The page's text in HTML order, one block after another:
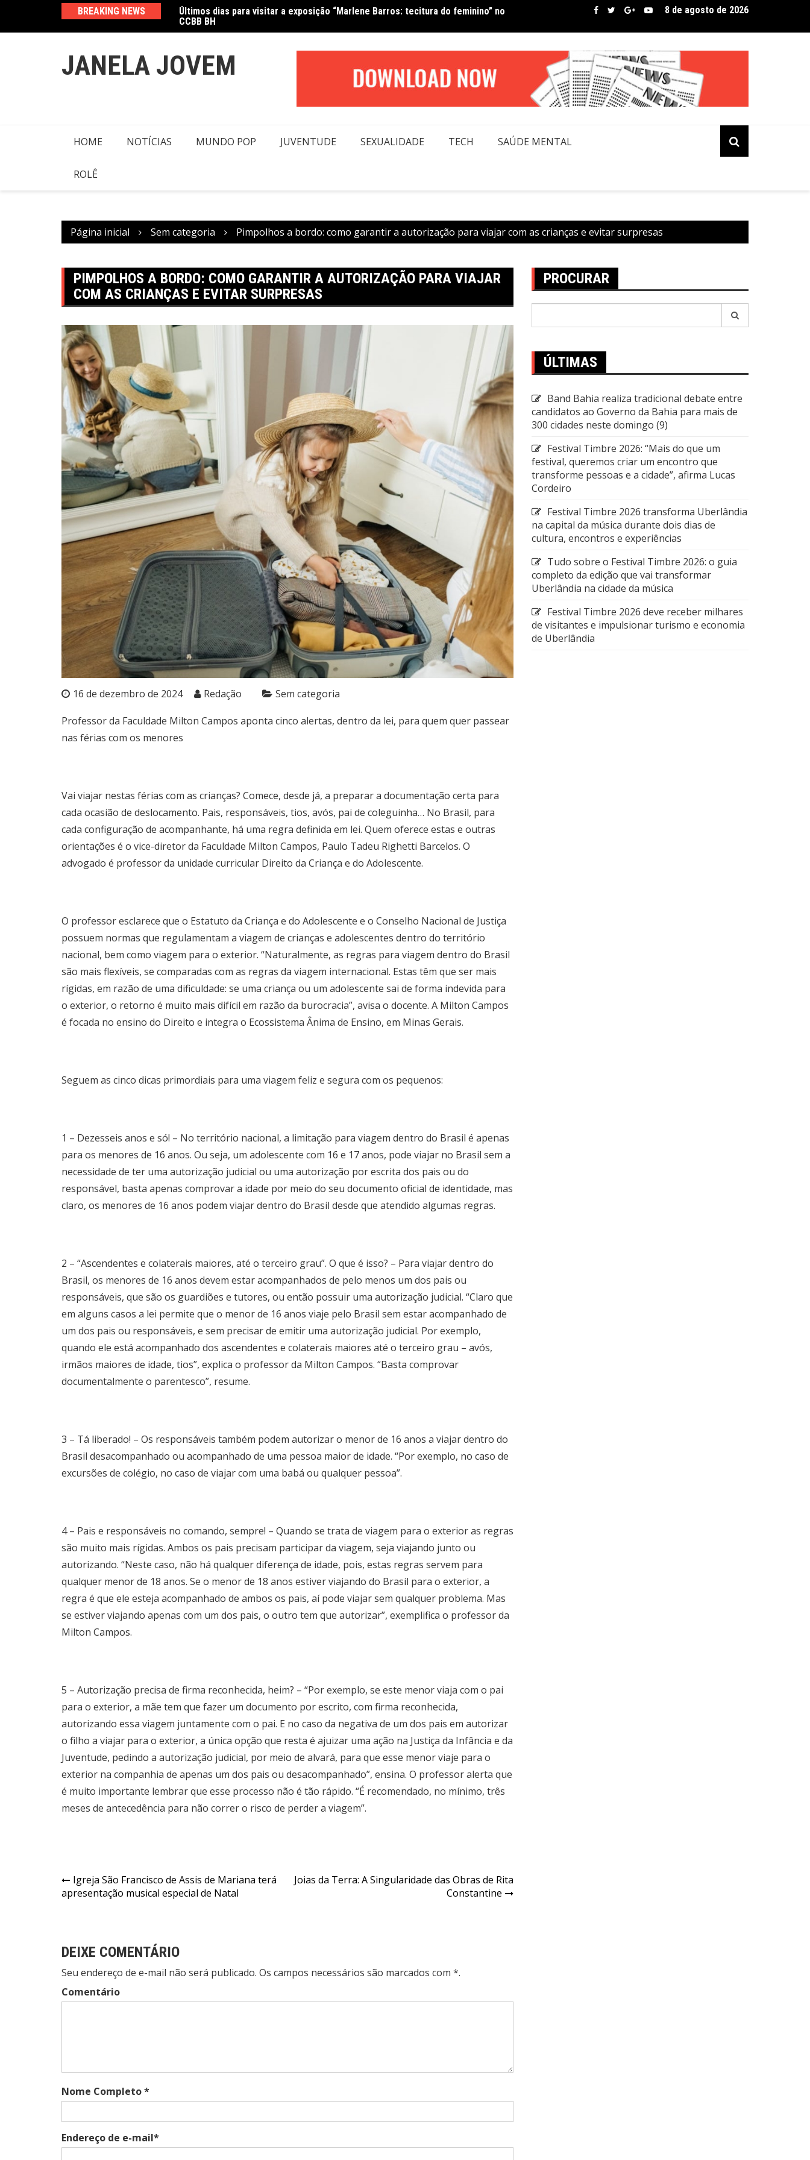
o
BREAKING NEWS
Amanda Mangili transforma beleza e inclusão em conexão real nas redes
Van Nobre assina lista de convidados em festival que revela novos
8 de agosto de 2026
JANELA JOVEM
HOME NOTÍCIAS MUNDO POP JUVENTUDE SEXUALIDADE TECH SAÚDE MENTAL
ROLÊ
Página inicial Sem categoria Pimpolhos a bordo: como garantir a autorização para viajar com as crianças e evitar surpresas
PIMPOLHOS A BORDO: COMO GARANTIR A AUTORIZAÇÃO PARA VIAJAR
COM AS CRIANÇAS E EVITAR SURPRESAS
16 de dezembro de 2024 Redação Sem categoria
Professor da Faculdade Milton Campos aponta cinco alertas, dentro da lei, para quem quer passear
nas férias com os menores
Vai viajar nestas férias com as crianças? Comece, desde já, a preparar a documentação certa para
cada ocasião de deslocamento. Pais, responsáveis, tios, avós, pai de coleguinha… No Brasil, para
cada configuração de acompanhante, há uma regra definida em lei. Quem oferece estas e outras
orientações é o vice-diretor da Faculdade Milton Campos, Paulo Tadeu Righetti Barcelos. O
advogado é professor da unidade curricular Direito da Criança e do Adolescente.
O professor esclarece que o Estatuto da Criança e do Adolescente e o Conselho Nacional de Justiça
possuem normas que regulamentam a viagem de crianças e adolescentes dentro do território
nacional, bem como viagem para o exterior. “Naturalmente, as regras para viagem dentro do Brasil
são mais flexíveis, se comparadas com as regras da viagem internacional. Estas têm que ser mais
rígidas, em razão de uma dificuldade: se uma criança ou um adolescente sai de forma indevida para
o exterior, o retorno é muito mais difícil em razão da burocracia”, avisa o docente. A Milton Campos
é focada no ensino do Direito e integra o Ecossistema Ânima de Ensino, em Minas Gerais.
Seguem as cinco dicas primordiais para uma viagem feliz e segura com os pequenos:
1 – Dezesseis anos e só! – No território nacional, a limitação para viagem dentro do Brasil é apenas
para os menores de 16 anos. Ou seja, um adolescente com 16 e 17 anos, pode viajar no Brasil sem a
necessidade de ter uma autorização judicial ou uma autorização por escrita dos pais ou do
responsável, basta apenas comprovar a idade por meio do seu documento oficial de identidade, mas
claro, os menores de 16 anos podem viajar dentro do Brasil desde que atendido algumas regras.
2 – “Ascendentes e colaterais maiores, até o terceiro grau”. O que é isso? – Para viajar dentro do
Brasil, os menores de 16 anos devem estar acompanhados de pelo menos um dos pais ou
responsáveis, que são os guardiões e tutores, ou então possuir uma autorização judicial. “Claro que
em alguns casos a lei permite que o menor de 16 anos viaje pelo Brasil sem estar acompanhado de
um dos pais ou responsáveis, e sem precisar de emitir uma autorização judicial. Por exemplo,
quando ele está acompanhado dos ascendentes e colaterais maiores até o terceiro grau – avós,
irmãos maiores de idade, tios”, explica o professor da Milton Campos. “Basta comprovar
documentalmente o parentesco”, resume.
3 – Tá liberado! – Os responsáveis também podem autorizar o menor de 16 anos a viajar dentro do
Brasil desacompanhado ou acompanhado de uma pessoa maior de idade. “Por exemplo, no caso de
excursões de colégio, no caso de viajar com uma babá ou qualquer pessoa”.
4 – Pais e responsáveis no comando, sempre! – Quando se trata de viagem para o exterior as regras
são muito mais rígidas. Ambos os pais precisam participar da viagem, seja viajando junto ou
autorizando. “Neste caso, não há qualquer diferença de idade, pois, estas regras servem para
qualquer menor de 18 anos. Se o menor de 18 anos estiver viajando do Brasil para o exterior, a
regra é que ele esteja acompanhado de ambos os pais, aí pode viajar sem qualquer problema. Mas
se estiver viajando apenas com um dos pais, o outro tem que autorizar”, exemplifica o professor da
Milton Campos.
5 – Autorização precisa de firma reconhecida, heim? – “Por exemplo, se este menor viaja com o pai
para o exterior, a mãe tem que fazer um documento por escrito, com firma reconhecida,
autorizando essa viagem juntamente com o pai. E no caso da negativa de um dos pais em autorizar
o filho a viajar para o exterior, a única opção que resta é ajuizar uma ação na Justiça da Infância e da
Juventude, pedindo a autorização judicial, por meio de alvará, para que esse menor viaje para o
exterior na companhia de apenas um dos pais ou desacompanhado”, ensina. O professor alerta que
é muito importante lembrar que esse processo não é tão rápido. “É recomendado, no mínimo, três
meses de antecedência para não correr o risco de perder a viagem”.
Navegação
de
Igreja São Francisco de Assis de Mariana terá
apresentação musical especial de Natal
Joias da Terra: A Singularidade das Obras de Rita
Constantine
DEIXE COMENTÁRIO
Seu endereço de e-mail não será publicado. Os campos necessários são marcados com *.
Comentário
Nome Completo *
Endereço de e-mail*
PROCURAR
ÚLTIMAS
Band Bahia realiza tradicional debate entre
candidatos ao Governo da Bahia para mais de
300 cidades neste domingo (9)
Festival Timbre 2026: “Mais do que um
festival, queremos criar um encontro que
transforme pessoas e a cidade”, afirma Lucas
Cordeiro
Festival Timbre 2026 transforma Uberlândia
na capital da música durante dois dias de
cultura, encontros e experiências
Tudo sobre o Festival Timbre 2026: o guia
completo da edição que vai transformar
Uberlândia na cidade da música
Festival Timbre 2026 deve receber milhares
de visitantes e impulsionar turismo e economia
de Uberlândia